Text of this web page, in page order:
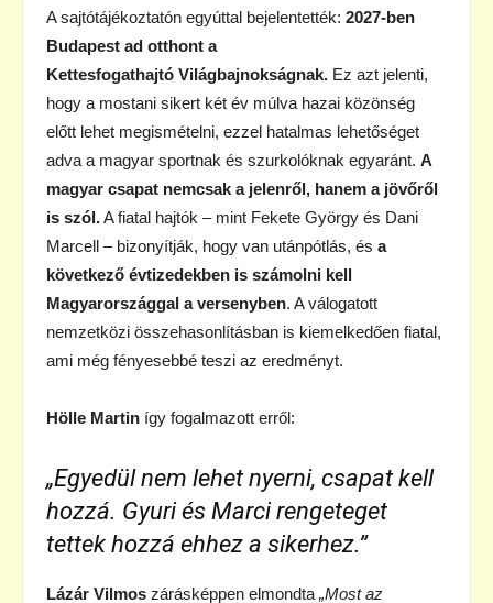
A sajtótájékoztatón egyúttal bejelentették: 2027-ben
Budapest ad otthont a
Kettesfogathajtó Világbajnokságnak. Ez azt jelenti,
hogy a mostani sikert két év múlva hazai közönség
előtt lehet megismételni, ezzel hatalmas lehetőséget
adva a magyar sportnak és szurkolóknak egyaránt. A
magyar csapat nemcsak a jelenről, hanem a jövőről
is szól.A fiatal hajtók – mint Fekete György és Dani
Marcell – bizonyítják, hogy van utánpótlás, és a
következő évtizedekben is számolni kell
Magyarországgal a versenyben. A válogatott
nemzetközi összehasonlításban is kiemelkedően fiatal,
ami még fényesebbé teszi az eredményt.
Hölle Martin így fogalmazott erről:
„Egyedül nem lehet nyerni, csapat kell
hozzá. Gyuri és Marci rengeteget
tettek hozzá ehhez a sikerhez.”
Lázár Vilmos zárásképpen elmondta „Most az